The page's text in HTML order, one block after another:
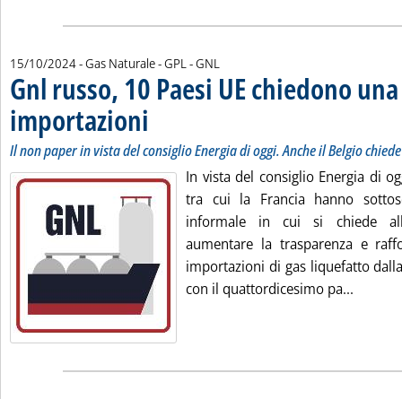
15/10/2024- Gas Naturale - GPL - GNL
Gnl russo, 10 Paesi UE chiedono
importazioni
Il non paper in vista del consiglio Energia di oggi. Anche il Belgio
In vista del consiglio Energia di
tra cui la Francia hanno
informale in cui si chiede
aumentare la trasparenza e
importazioni di gas liquefatto
con il quattordicesimo pa...